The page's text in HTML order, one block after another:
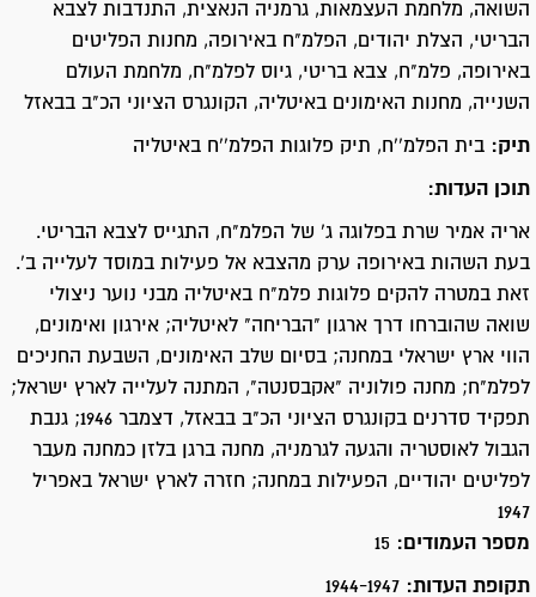
השואה, מלחמת העצמאות, גרמניה הנאצית, התנדבות לצבא
הבריטי, הצלת יהודים, הפלמ"ח באירופה, מחנות הפליטים
באירופה, פלמ"ח, צבא בריטי, גיוס לפלמ"ח, מלחמת העולם
השנייה, מחנות האימונים באיטליה, הקונגרס הציוני הכ"ב בבאזל
תיק: בית הפלמ''ח, תיק פלוגות הפלמ''ח באיטליה
תוכן העדות:
אריה אמיר שרת בפלוגה ג' של הפלמ"ח, התגייס לצבא הבריטי.
בעת השהות באירופה ערק מהצבא אל פעילות במוסד לעלייה ב'.
זאת במטרה להקים פלוגות פלמ"ח באיטליה מבני נוער ניצולי
שואה שהוברחו דרך ארגון "הבריחה" לאיטליה; אירגון ואימונים,
הווי ארץ ישראלי במחנה; בסיום שלב האימונים, השבעת החניכים
לפלמ"ח; מחנה פולוניה "אקבסנטה", המתנה לעלייה לארץ ישראל;
תפקיד סדרנים בקונגרס הציוני הכ"ב בבאזל, דצמבר 1946; גנבת
הגבול לאוסטריה והגעה לגרמניה, מחנה ברגן בלזן כמחנה מעבר
לפליטים יהודיים, הפעילות במחנה; חזרה לארץ ישראל באפריל
1947
מספר העמודים: 15
תקופת העדות: 1944-1947